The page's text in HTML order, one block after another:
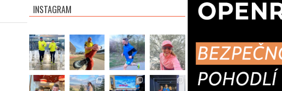
INSTAGRAM